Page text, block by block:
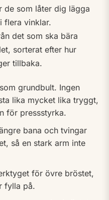
de som låter dig lägga
flera vinklar.
det som ska bära
sorterat efter hur
tillbaka.
grundbult. Ingen
lika mycket lika tryggt,
för pressstyrka.
bana och tvingar
så en stark arm inte
för övre bröstet,
fylla på.